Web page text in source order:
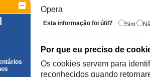
Opera
Esta informação foi útil? Sim
Por que eu preciso de
Os cookies servem para
reconhecidos quando